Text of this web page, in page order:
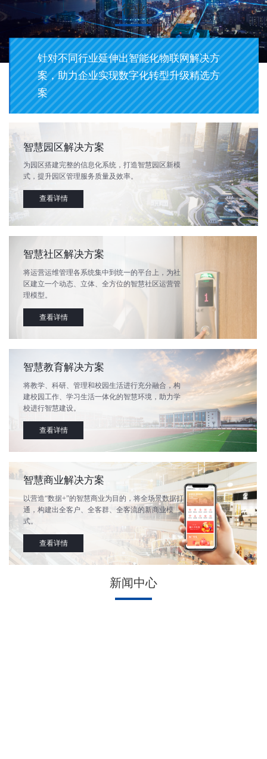
行业
针对不同行业延伸出智能化物联网解决方
案，助力企业实现数字化转型升级精选方
案
智慧园区解决方案
为园区搭建完整的信息化系统，打造智慧园区新模
式，提升园区管理服务质量及效率。
查看详情
智慧社区解决方案
将运营运维管理各系统集中到统一的平台上，为社
区建立一个动态、立体、全方位的智慧社区运营管
理模型。
查看详情
智慧教育解决方案
将教学、科研、管理和校园生活进行充分融合，构
建校园工作、学习生活一体化的智慧环境，助力学
校进行智慧建设。
查看详情
智慧商业解决方案
以营造“数据+”的智慧商业为目的，将全场景数据打
通，构建出全客户、全客群、全客流的新商业模
式。
查看详情
新闻中心